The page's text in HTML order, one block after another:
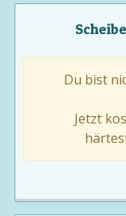
Du bist
Jetzt